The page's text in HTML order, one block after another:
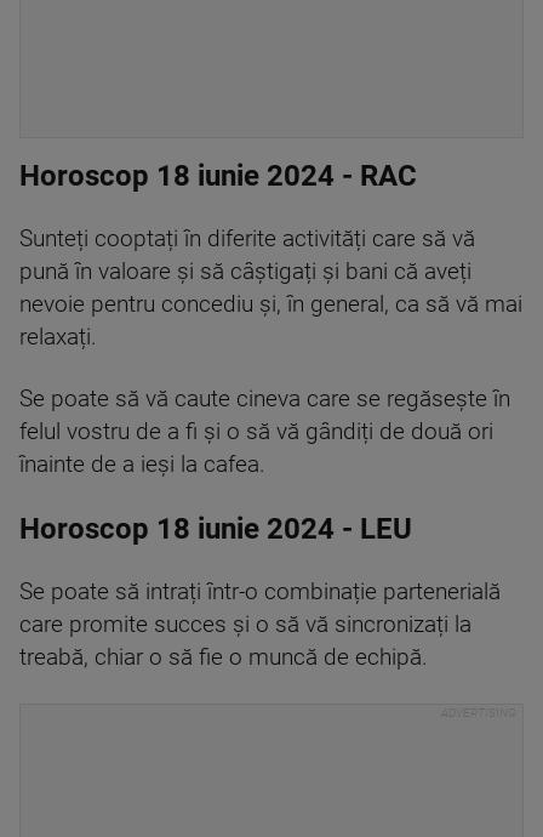
Horoscop 18 iunie 2024 - RAC
Sunteți cooptați în diferite activități care să vă
pună în valoare și să câștigați și bani că aveți
nevoie pentru concediu și, în general, ca să vă mai
relaxați.
Se poate să vă caute cineva care se regăsește în
felul vostru de a fi și o să vă gândiți de două ori
înainte de a ieși la cafea.
Horoscop 18 iunie 2024 - LEU
Se poate să intrați într-o combinație partenerială
care promite succes și o să vă sincronizați la
treabă, chiar o să fie o muncă de echipă.